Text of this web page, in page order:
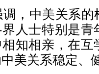
调，中美关系
人士特别是
知相亲，在
美关系稳定、